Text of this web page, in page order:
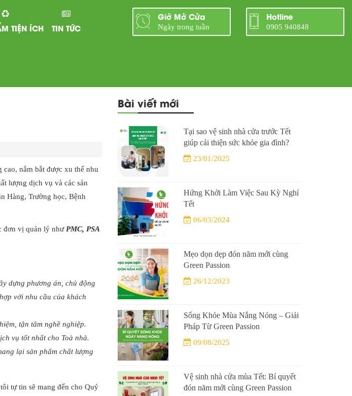
TIỆN ÍCH TIN TỨC
Giở Mở Cửa
Ngày trong tuần
Hotline
0905 940848
nắm bắt được xu thế nhu
lượng dịch vụ và các sản
Hàng, Trường học, Bệnh
đơn vị quản lý như PMC, PSA
dựng phương án, chủ động
với nhu cầu của khách
tận tâm nghề nghiệp.
vụ tốt nhất cho Toà nhà.
lại sản phẩm chất lượng
tự tin sẽ mang đến cho Quý
Bài viết mới
Tại sao vệ sinh nhà cửa trước Tết
giúp cải thiện sức khỏe gia đình?
23/01/2025
Hứng Khởi Làm Việc Sau Kỳ Nghỉ
Tết
06/03/2024
Mẹo dọn dẹp đón năm mới cùng
Green Passion
26/12/2023
Sống Khỏe Mùa Nắng Nóng – Giải
Pháp Từ Green Passion
09/08/2025
Vệ sinh nhà cửa mùa Tết: Bí quyết
đón năm mới cùng Green Passion